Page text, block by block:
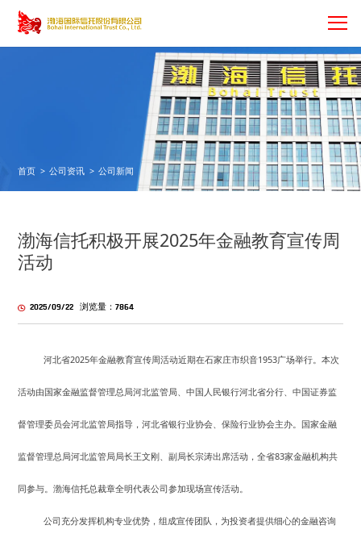
首页 > 公司资讯 > 公司新闻
渤海信托积极开展2025年金融教育宣传周
活动
2025/09/22 浏览量：7864
河北省2025年金融教育宣传周活动近期在石家庄市织音1953广场举行。本次
活动由国家金融监督管理总局河北监管局、中国人民银行河北省分行、中国证券监
督管理委员会河北监管局指导，河北省银行业协会、保险行业协会主办。国家金融
监督管理总局河北监管局局长王文刚、副局长宗涛出席活动，全省83家金融机构共
同参与。渤海信托总裁章全明代表公司参加现场宣传活动。
公司充分发挥机构专业优势，组成宣传团队，为投资者提供细心的金融咨询